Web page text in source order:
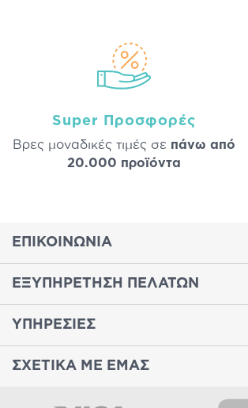
Super Προσφορές
Βρες μοναδικές τιμές σε πάνω από
20.000 προϊόντα
ΕΠΙΚΟΙΝΩΝΙΑ
ΕΞΥΠΗΡΕΤΗΣΗ ΠΕΛΑΤΩΝ
ΥΠΗΡΕΣΙΕΣ
ΣΧΕΤΙΚΑ ΜΕ ΕΜΑΣ